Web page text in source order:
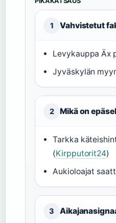
1 Vahvistetut
Levykauppa Äx
Jyväskylän
2 Mikä on
Tarkka
(Kirpputorit24)
Aukioloajat
3